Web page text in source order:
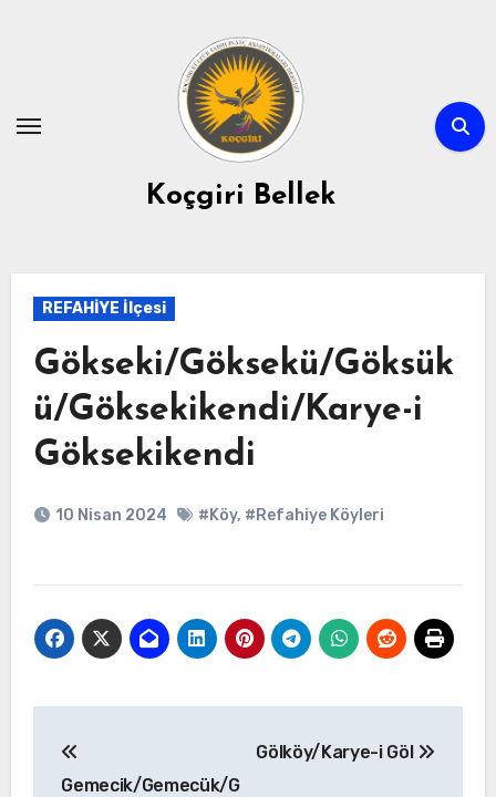
Koçgiri Bellek
REFAHİYE İlçesi
Gökseki/Göksekü/Göksük
ü/Göksekikendi/Karye-i
Göksekikendi
10 Nisan 2024 #Köy, #Refahiye Köyleri
gezinmesi
Gemecik/Gemecük/G
Gölköy/Karye-i Göl